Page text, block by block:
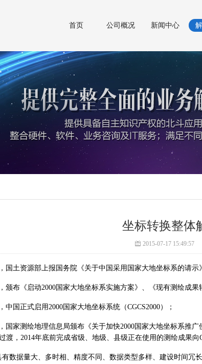
首页 公司概况 新闻中心
坐标转换整体
2015-07-17 15:49:57
国土资源部上报国务院《关于中国采用国家大地坐标系的请示
颁布《启动2000国家大地坐标系实施方案》、《现有测绘成果
中国正式启用2000国家大地坐标系统 （CGCS2000） ；
国家测绘地理信息局颁布《关于加快2000国家大地坐标系推
渡， 2014年底前完成省级、地级、县级正在使用的测绘成果向
有数据量大、多时相、精度不同、数据类型多样、建设时间冗